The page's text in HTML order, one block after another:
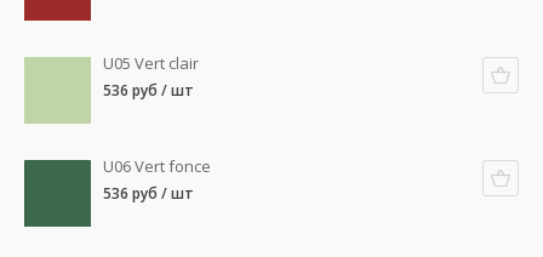
U05 Vert clair
536 руб / шт
U06 Vert fonce
536 руб / шт